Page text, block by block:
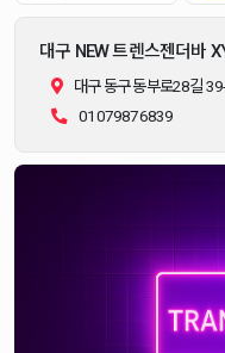
대구 NEW 트렌스젠더바
대구 동구 동부로28길
01079876839